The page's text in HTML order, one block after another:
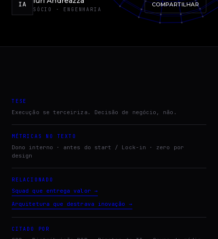
IA
SÓCIO · ENGENHARIA
COMPARTILHAR
TESE
Execução se terceiriza. Decisão de negócio, não.
MÉTRICAS NO TEXTO
Dono interno · antes do start / Lock-in · zero por
design
RELACIONADO
Squad que entrega valor →
Arquitetura que destrava inovação
→
CITADO POR